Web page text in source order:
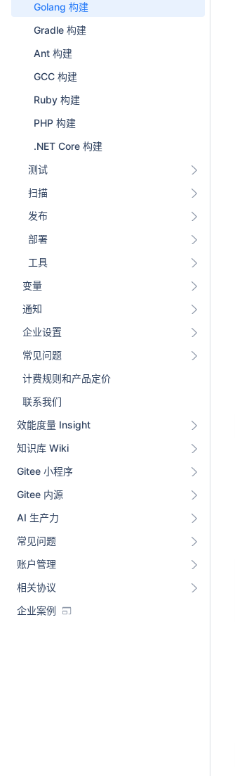
Golang 构建
Gradle 构建
Ant 构建
GCC 构建
Ruby 构建
PHP 构建
.NET Core 构建
测试
扫描
发布
部署
工具
变量
通知
企业设置
常见问题
计费规则和产品定价
联系我们
效能度量 Insight
知识库 Wiki
Gitee 小程序
Gitee 内源
AI 生产力
常见问题
账户管理
相关协议
企业案例